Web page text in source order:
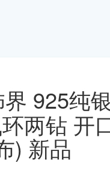
925纯
两钻 开
) 新品